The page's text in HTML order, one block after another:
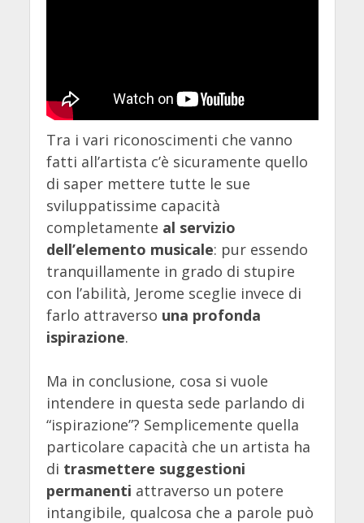
Tra i vari riconoscimenti che vanno
fatti all’artista c’è sicuramente quello
di saper mettere tutte le sue
sviluppatissime capacità
completamente al servizio
dell’elemento musicale: pur essendo
tranquillamente in grado di stupire
con l’abilità, Jerome sceglie invece di
farlo attraverso una profonda
ispirazione.
Ma in conclusione, cosa si vuole
intendere in questa sede parlando di
“ispirazione”? Semplicemente quella
particolare capacità che un artista ha
di trasmettere suggestioni
permanenti attraverso un potere
intangibile, qualcosa che a parole può